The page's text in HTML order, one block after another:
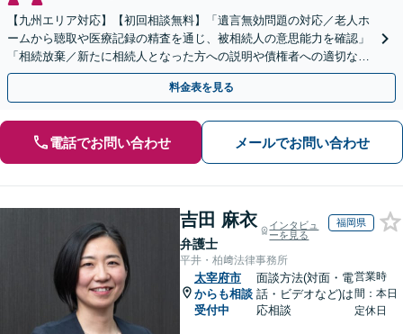
【九州エリア対応】【初回相談無料】「遺言無効問題の対応／老人ホ
ームから聴取や医療記録の精査を通じ、被相続人の意思能力を確認」
「相続放棄／新たに相続人となった方への説明や債権者への適切な対
応まで、きめ細やかにサポート」【休日・夜間相談可】
料金表を見る
電話でお問い合わせ メールでお問い合わせ
吉田 麻衣
弁護士
インタビュ
ーを見る
福岡県
平井・柏﨑法律事務所
太宰府市
からも相談
受付中
面談方法(対面・電
話・ビデオなど)は
応相談
営業時
間：本日
定休日